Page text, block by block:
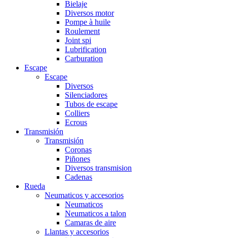
Bielaje
Diversos motor
Pompe à huile
Roulement
Joint spi
Lubrification
Carburation
Escape
Escape
Diversos
Silenciadores
Tubos de escape
Colliers
Ecrous
Transmisión
Transmisión
Coronas
Piñones
Diversos transmision
Cadenas
Rueda
Neumaticos y accesorios
Neumaticos
Neumaticos a talon
Camaras de aire
Llantas y accesorios